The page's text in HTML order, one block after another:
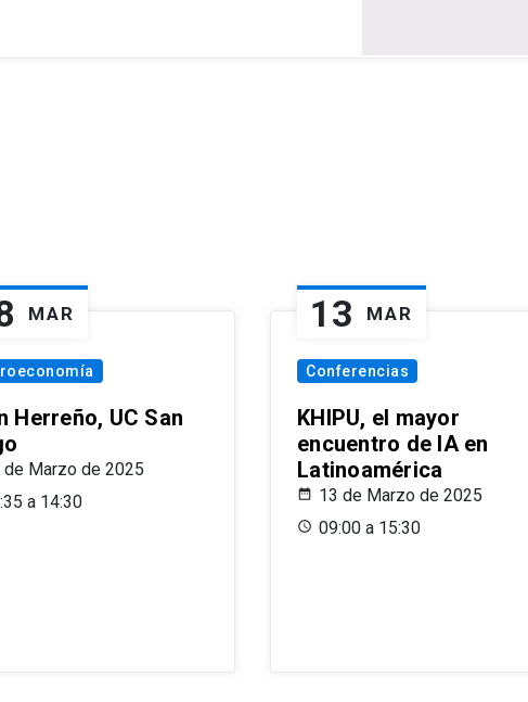
MAR
Herreño, UC San
de Marzo de 2025
a 14:30
13 MAR
Conferencias
KHIPU, el mayor
encuentro de IA en
Latinoamérica
13 de Marzo de 2025
09:00 a 15:30